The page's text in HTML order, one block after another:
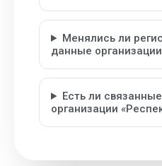
Менялись ли
данные
Есть ли
организации